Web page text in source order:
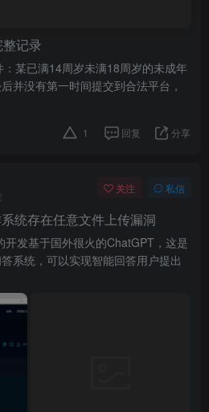
整记录
：某已满14周岁未满18周岁的未成年
并没有第一时间提交到合法平台，
1 回复 分享
关注 私信
统存在任意文件上传漏洞
发基于国外很火的ChatGPT，这是
系统，可以实现智能回答用户提出